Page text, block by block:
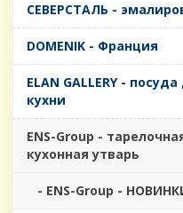
CЕВЕРСТАЛЬ -
DOMENIK - Франция
ELAN GALLERY -
кухни
ENS-Group -
кухонная утварь
- ENS-Group -